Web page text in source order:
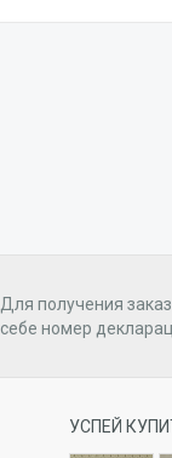
Для получения
себе номер
УСПЕЙ